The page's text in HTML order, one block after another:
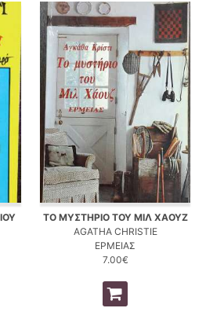
ΤΟ ΜΥΣΤΗΡΙΟ ΤΟΥ ΜΙΛ ΧΑΟΥΖ
AGATHA CHRISTIE
ΕΡΜΕΙΑΣ
7.00€